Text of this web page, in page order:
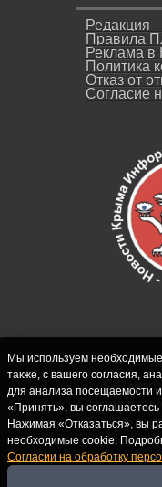
Редакция
Правила
Реклама в
Политика
Отказ от
Согласие
СИ
77-62916
надзору в
Мы используем
также, с вашего согласия,
для анализа посещаемости
«Принять», вы
Нажимая «Отказаться», вы
необходимые cookie.
Согласии на обработку